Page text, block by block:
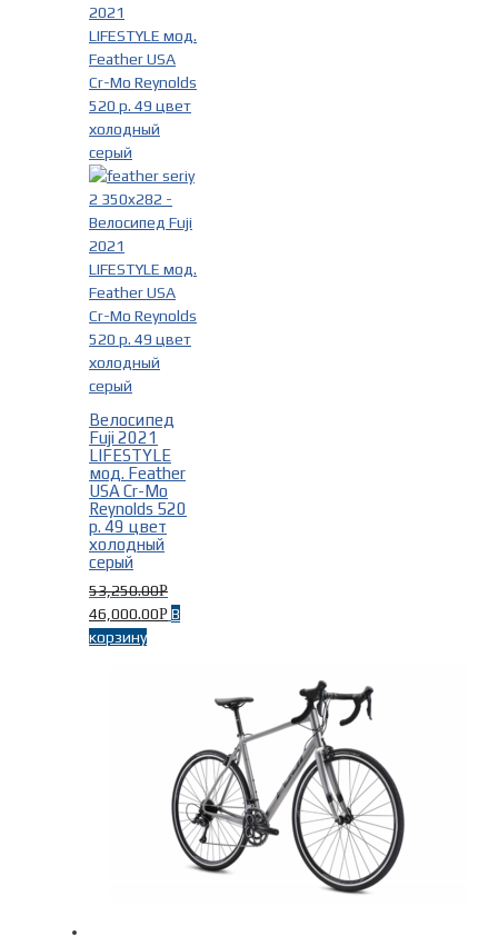
Серый
чёрный(1)
Фильтр
Велосипед
Fuji 2021
LIFESTYLE
мод. Feather
USA Cr-Mo
Reynolds 520
р. 49 цвет
холодный
серый
53,250.00Р
46,000.00Р В
корзину